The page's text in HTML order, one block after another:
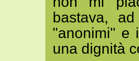
bastava,
"anonimi" e
una dignità